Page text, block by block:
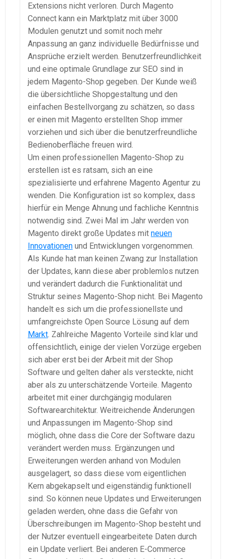
Extensions nicht verloren. Durch Magento
Connect kann ein Marktplatz mit über 3000
Modulen genutzt und somit noch mehr
Anpassung an ganz individuelle Bedürfnisse und
Ansprüche erzielt werden. Benutzerfreundlichkeit
und eine optimale Grundlage zur SEO sind in
jedem Magento-Shop gegeben. Der Kunde weiß
die übersichtliche Shopgestaltung und den
einfachen Bestellvorgang zu schätzen, so dass
er einen mit Magento erstellten Shop immer
vorziehen und sich über die benutzerfreundliche
Bedienoberfläche freuen wird.
Um einen professionellen Magento-Shop zu
erstellen ist es ratsam, sich an eine
spezialisierte und erfahrene Magento Agentur zu
wenden. Die Konfiguration ist so komplex, dass
hierfür ein Menge Ahnung und fachliche Kenntnis
notwendig sind. Zwei Mal im Jahr werden von
Magento direkt große Updates mit neuen
Innovationen und Entwicklungen vorgenommen.
Als Kunde hat man keinen Zwang zur Installation
der Updates, kann diese aber problemlos nutzen
und verändert dadurch die Funktionalität und
Struktur seines Magento-Shop nicht. Bei Magento
handelt es sich um die professionellste und
umfangreichste Open Source Lösung auf dem
Markt. Zahlreiche Magento Vorteile sind klar und
offensichtlich, einige der vielen Vorzüge ergeben
sich aber erst bei der Arbeit mit der Shop
Software und gelten daher als versteckte, nicht
aber als zu unterschätzende Vorteile. Magento
arbeitet mit einer durchgängig modularen
Softwarearchitektur. Weitreichende Änderungen
und Anpassungen im Magento-Shop sind
möglich, ohne dass die Core der Software dazu
verändert werden muss. Ergänzungen und
Erweiterungen werden anhand von Modulen
ausgelagert, so dass diese vom eigentlichen
Kern abgekapselt und eigenständig funktionell
sind. So können neue Updates und Erweiterungen
geladen werden, ohne dass die Gefahr von
Überschreibungen im Magento-Shop besteht und
der Nutzer eventuell eingearbeitete Daten durch
ein Update verliert. Bei anderen E-Commerce